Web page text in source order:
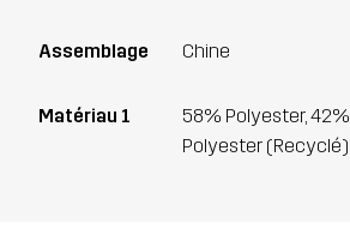
Assemblage Chine
Matériau 1
58% Polyester, 42%
Polyester (Recyclé)